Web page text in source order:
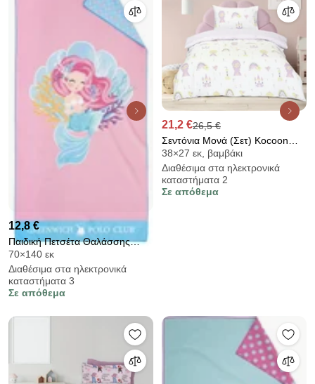
12,8 €
Παιδική Πετσέτα Θαλάσσης
Microfiber 2 Όψεων (70x140)
Greenwich Polo Club Junior
4041
70×140 εκ
Διαθέσιμα στα ηλεκτρονικά
καταστήματα 3
Σε απόθεμα
21,2 €26,5 €
Σεντόνια Μονά (Σετ) Kocoon
Charlotte
38×27 εκ, βαμβάκι
Διαθέσιμα στα ηλεκτρονικά
καταστήματα 2
Σε απόθεμα